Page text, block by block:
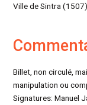
Ville de Sintra (1507)
Billet, non circulé,
manipulation ou
Signatures: Manuel